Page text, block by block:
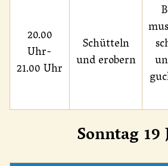
20.00
Uhr-
21.00 Uhr
Schütteln
und erobern
Sonntag 19